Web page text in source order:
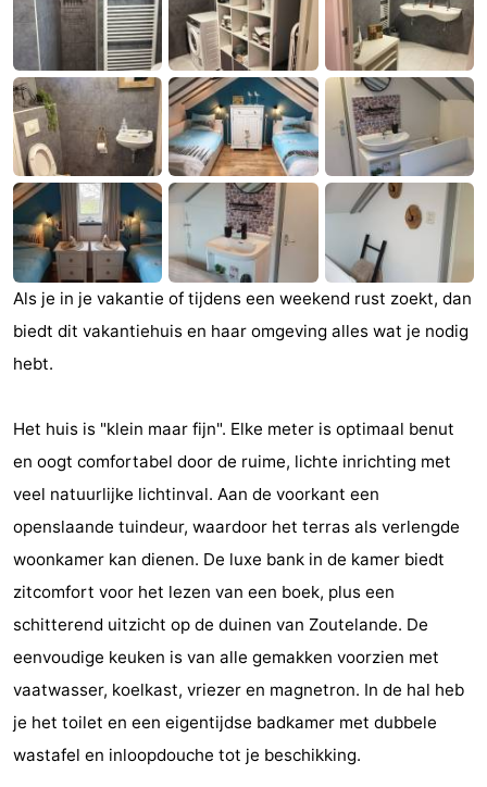
Zandput
Duinzicht
Joossesweg
-
Kustlicht
-
Meerpaal
-
Strandcamping
Valkenisse
-
Zee,
Bos
en
Duin
Hôtels
Last
minutes
Plages
Voir
et
faire
Lieux
d'intérêt
-
Musées
-
Galeries
-
Monuments
-
Églises
-
Phares
-
Als je in je vakantie of tijdens een weekend rust zoekt, dan
biedt dit vakantiehuis en haar omgeving alles wat je nodig
hebt.
Het huis is "klein maar fijn". Elke meter is optimaal benut
en oogt comfortabel door de ruime, lichte inrichting met
veel natuurlijke lichtinval. Aan de voorkant een
openslaande tuindeur, waardoor het terras als verlengde
woonkamer kan dienen. De luxe bank in de kamer biedt
zitcomfort voor het lezen van een boek, plus een
schitterend uitzicht op de duinen van Zoutelande. De
eenvoudige keuken is van alle gemakken voorzien met
vaatwasser, koelkast, vriezer en magnetron. In de hal heb
je het toilet en een eigentijdse badkamer met dubbele
wastafel en inloopdouche tot je beschikking.